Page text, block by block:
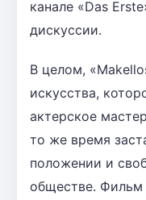
канале «Das
дискуссии.
В целом,
искусства,
актерское
то же время
положении и
обществе. Фильм